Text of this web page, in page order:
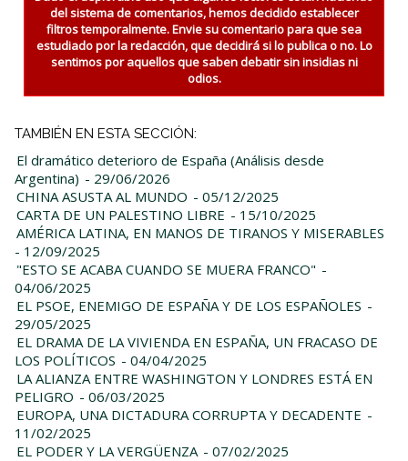
del sistema de comentarios, hemos decidido establecer
filtros temporalmente. Envie su comentario para que sea
estudiado por la redacción, que decidirá si lo publica o no. Lo
sentimos por aquellos que saben debatir sin insidias ni
odios.
TAMBIÉN EN ESTA SECCIÓN:
El dramático deterioro de España (Análisis desde
Argentina) - 29/06/2026
CHINA ASUSTA AL MUNDO - 05/12/2025
CARTA DE UN PALESTINO LIBRE - 15/10/2025
AMÉRICA LATINA, EN MANOS DE TIRANOS Y MISERABLES
- 12/09/2025
"ESTO SE ACABA CUANDO SE MUERA FRANCO" -
04/06/2025
EL PSOE, ENEMIGO DE ESPAÑA Y DE LOS ESPAÑOLES -
29/05/2025
EL DRAMA DE LA VIVIENDA EN ESPAÑA, UN FRACASO DE
LOS POLÍTICOS - 04/04/2025
LA ALIANZA ENTRE WASHINGTON Y LONDRES ESTÁ EN
PELIGRO - 06/03/2025
EUROPA, UNA DICTADURA CORRUPTA Y DECADENTE -
11/02/2025
EL PODER Y LA VERGÜENZA - 07/02/2025